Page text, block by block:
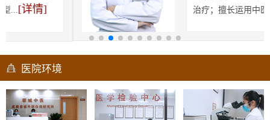
治疗；擅长运用中医...[详情]
医院环境